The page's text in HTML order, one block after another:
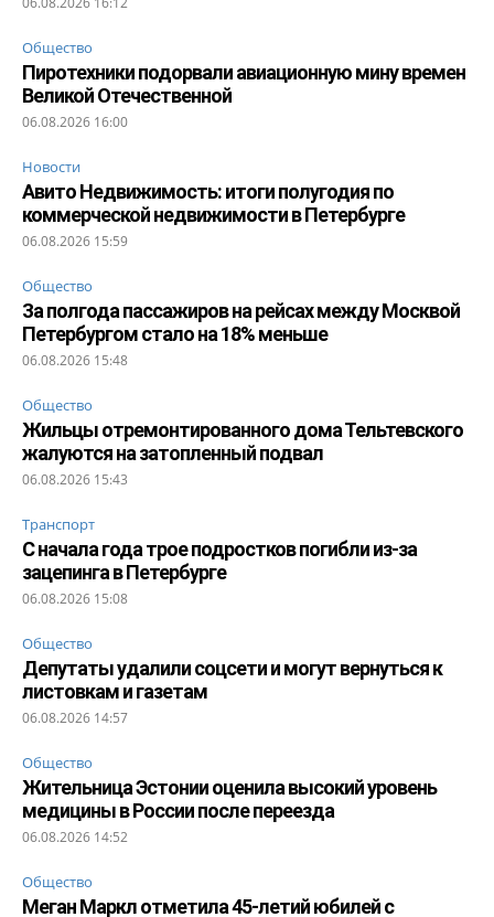
Общество
Пиротехники подорвали авиационную мину времен
Великой Отечественной
06.08.2026 16:00
Новости
Авито Недвижимость: итоги полугодия по
коммерческой недвижимости в Петербурге
06.08.2026 15:59
Общество
За полгода пассажиров на рейсах между Москвой
Петербургом стало на 18% меньше
06.08.2026 15:48
Общество
Жильцы отремонтированного дома Тельтевского
жалуются на затопленный подвал
06.08.2026 15:43
Транспорт
С начала года трое подростков погибли из-за
зацепинга в Петербурге
06.08.2026 15:08
Общество
Депутаты удалили соцсети и могут вернуться к
листовкам и газетам
06.08.2026 14:57
Общество
Жительница Эстонии оценила высокий уровень
медицины в России после переезда
06.08.2026 14:52
Общество
Меган Маркл отметила 45-летий юбилей с